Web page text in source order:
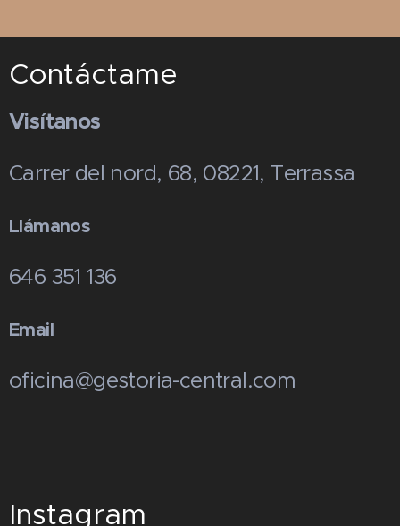
Contáctame
Visítanos
Carrer del nord, 68, 08221, Terrassa
Llámanos
646 351 136
Email
oficina@gestoria-central.com
Instagram